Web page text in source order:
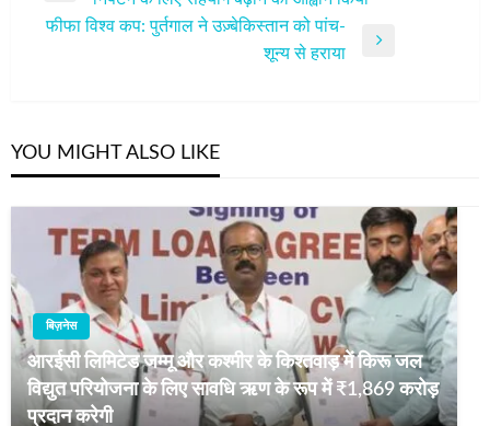
Post
फीफा विश्व कप: पुर्तगाल ने उज़्बेकिस्तान को पांच-
शून्य से हराया
YOU MIGHT ALSO LIKE
बिज़नेस
आरईसी लिमिटेड जम्मू और कश्मीर के किश्तवाड़ में किरू जल
विद्युत परियोजना के लिए सावधि ऋण के रूप में ₹1,869 करोड़
प्रदान करेगी